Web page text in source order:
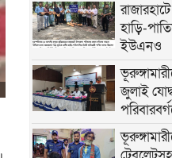
হাড়ি-
ইউএনও
জুলাই